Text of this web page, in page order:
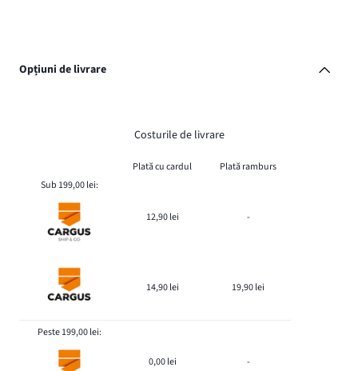
Opțiuni de livrare
Costurile de livrare
Plată cu cardul
Plată ramburs
Sub 199,00 lei:
12,90 lei -
14,90 lei 19,90 lei
Peste 199,00 lei:
0,00 lei -